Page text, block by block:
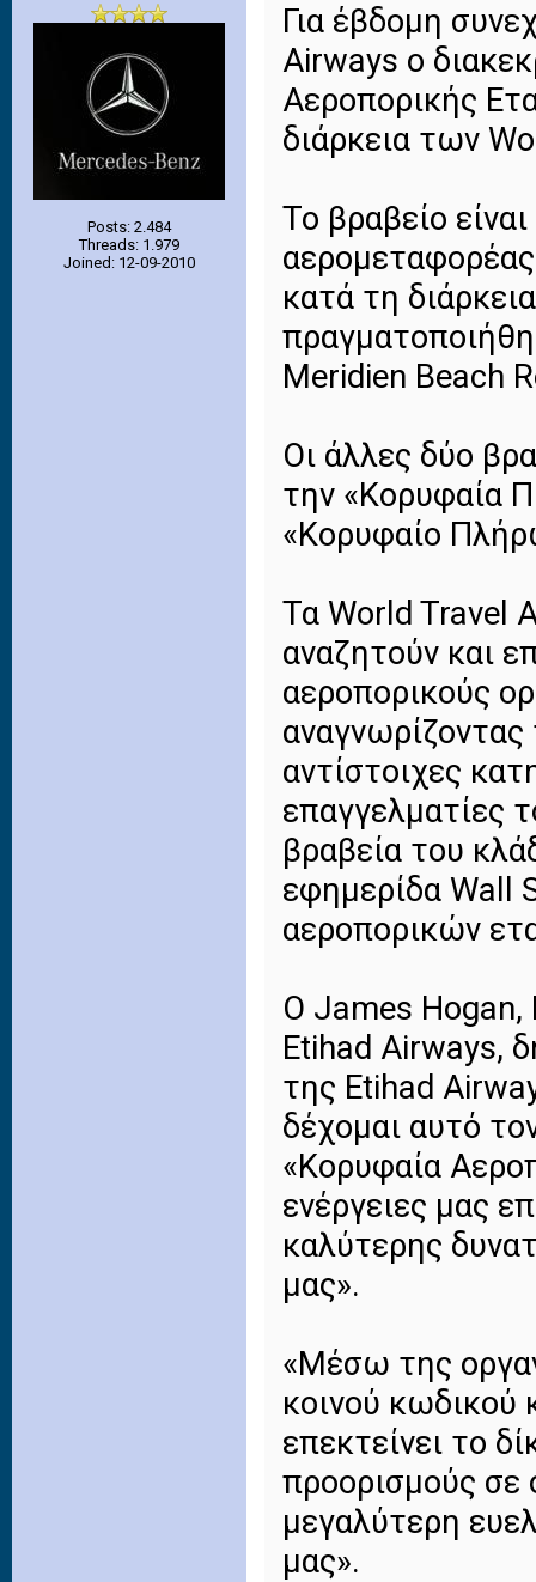
Posts: 2.484
Threads: 1.979
Joined: 12-09-2010
Για έβδομη
Airways ο
Αεροπορικής
διάρκεια των
Το βραβείο
κατά τη
Meridien Beach
Οι άλλες δύο
την «Κορυφαία
«Κορυφαίο
Τα World Travel
αναζητούν και
αεροπορικούς
αντίστοιχες
επαγγελματίες
βραβεία του
εφημερίδα Wall
αεροπορικών
Ο James Hogan,
Etihad Airways,
της Etihad
δέχομαι αυτό
«Κορυφαία
ενέργειες μας
καλύτερης
μας».
«Μέσω της
κοινού
επεκτείνει το
προορισμούς
μεγαλύτερη
μας».